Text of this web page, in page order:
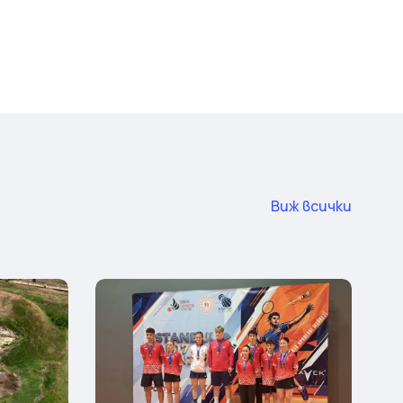
Виж всички